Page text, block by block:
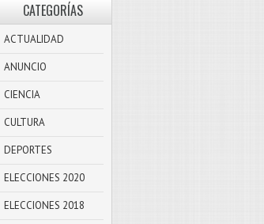
CATEGORÍAS
ACTUALIDAD
ANUNCIO
CIENCIA
CULTURA
DEPORTES
ELECCIONES 2020
ELECCIONES 2018